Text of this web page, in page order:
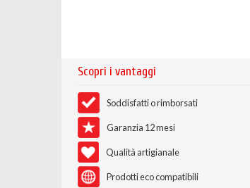
Scopri i vantaggi
Soddisfatti o rimborsati
Garanzia 12 mesi
Qualità artigianale
Prodotti eco compatibili